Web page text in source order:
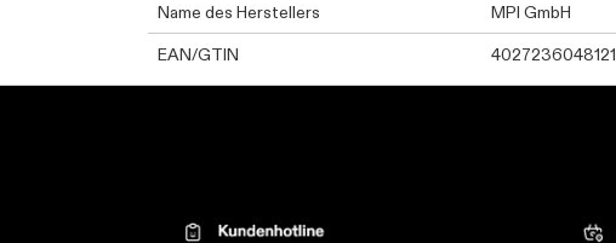
Name des Herstellers
MPI GmbH
EAN/GTIN
4027236048121